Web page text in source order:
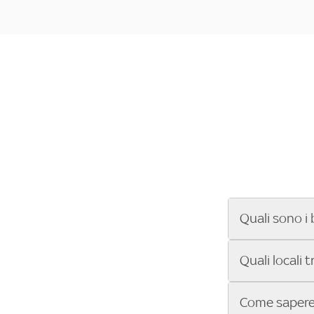
Quali sono i
Se cerchi un
ENILIVE, la
Sky Bar ti
Quali locali
Vuoi sapere
Come